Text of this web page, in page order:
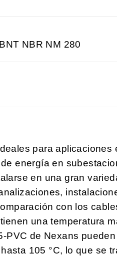
NBR NM 280
para aplicaciones
energía en
en una gran
con los
una temperatura
PVC de Nexans
105 °C, lo que se